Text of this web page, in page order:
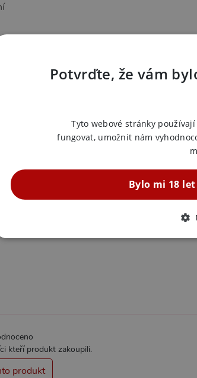
kteří produkt zakoupili.
produkt
Potvrďte, že vám
Tyto webové stránky
fungovat, umožnit nám
Bylo mi 18
NEZBYTNĚ NUTNÉ
Název
CookieScriptConsent